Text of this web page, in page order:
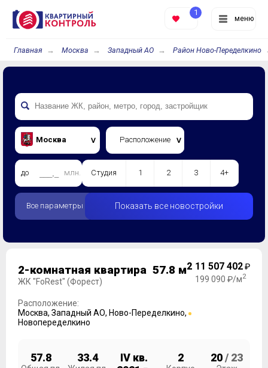
меню
1
Главная Москва Западный АО Район Ново-Переделкино
Москва Расположение
до млн. Студия 1 2 3 4+
Все параметры Показать все новостройки
2-комнатная квартира 57.8 м2
ЖК "FoRest" (Форест)
11 507 402₽
199 090 ₽/м2
Расположение:
Москва, Западный АО, Ново-Переделкино,
Новопеределкино
57.8 33.4
IV кв.
2 20/ 23